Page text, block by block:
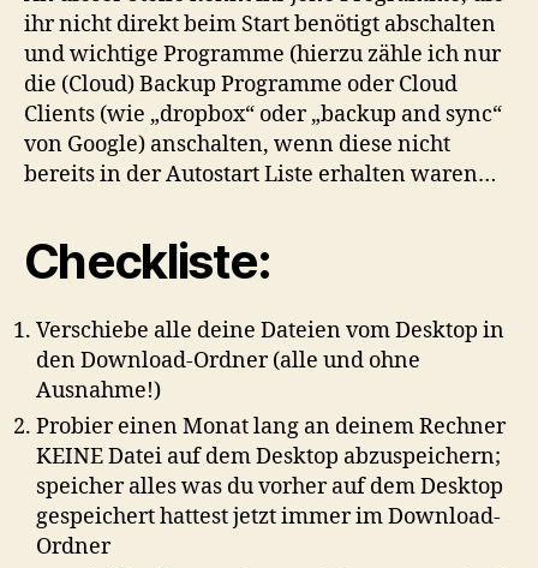
ihr nicht direkt beim Start benötigt abschalten
und wichtige Programme (hierzu zähle ich nur
die (Cloud) Backup Programme oder Cloud
Clients (wie „dropbox“ oder „backup and sync“
von Google) anschalten, wenn diese nicht
bereits in der Autostart Liste erhalten waren…
Checkliste:
Verschiebe alle deine Dateien vom Desktop in
den Download-Ordner (alle und ohne
Ausnahme!)
Probier einen Monat lang an deinem Rechner
KEINE Datei auf dem Desktop abzuspeichern;
speicher alles was du vorher auf dem Desktop
gespeichert hattest jetzt immer im Download-
Ordner